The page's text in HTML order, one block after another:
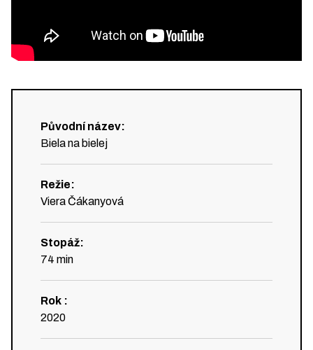
Původní název:
Biela na bielej
Režie:
Viera Čákanyová
Stopáž:
74 min
Rok :
2020